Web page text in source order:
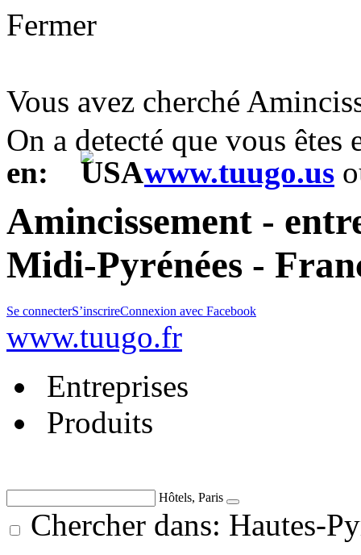
Fermer
Vous avez cherché
On a detecté que vous
en:
www.tuugo.us
Amincissement -
Midi-Pyrénées -
Se connecterS’inscrireConnexion avec Facebook
www.tuugo.fr
Entreprises
Produits
Hôtels, Paris
Chercher dans: Hautes-